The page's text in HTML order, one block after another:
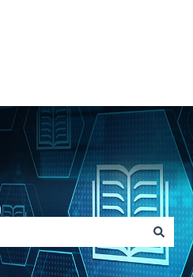
per le traduzioni
perché il campo di